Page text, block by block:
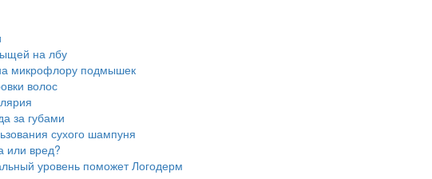
на лбу
микрофлору подмышек
волос
за губами
сухого шампуня
или вред?
уровень поможет Логодерм